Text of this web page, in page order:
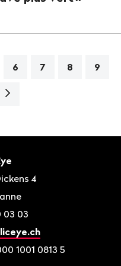
6 7 8 9
Page
4
03 03
1001 0813 5